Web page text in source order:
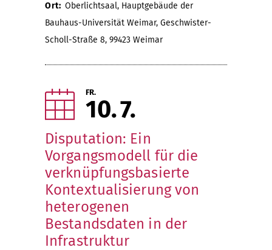
Ort: Oberlichtsaal, Hauptgebäude der
Bauhaus-Universität Weimar, Geschwister-
Scholl-Straße 8, 99423 Weimar
FR.
10 7
Disputation: Ein
Vorgangsmodell für die
verknüpfungsbasierte
Kontextualisierung von
heterogenen
Bestandsdaten in der
Infrastruktur